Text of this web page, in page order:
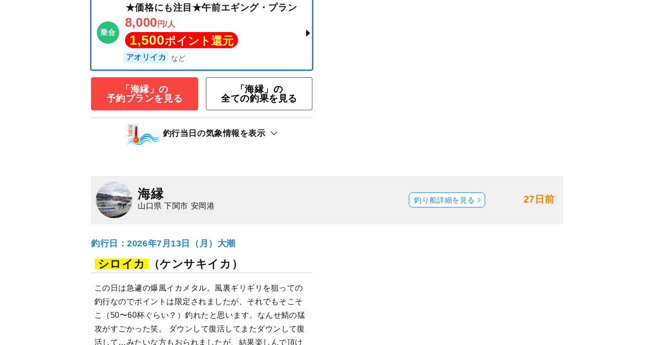
★価格にも注目★午前エギング・プラン
8,000
「海縁」の
予約プランを見る
「海縁」の
全ての釣果を見る
釣行当日の気象情報を表示
海縁
山口県 下関市 安岡港
27日前
釣り船詳細を見る
釣行日：2026年7月13日（月）大潮
シロイカ （ケンサキイカ）
この日は急遽の爆風イカメタル。風裏ギリギリを狙っての
釣行なのでポイントは限定されましたが、それでもそこそ
こ（50〜60杯ぐらい？）釣れたと思います。なんせ鯖の猛
攻がすごかった笑。 ダウンして復活してまたダウンして復
活して…みたいな方もおられましたが、結果楽しんで頂け